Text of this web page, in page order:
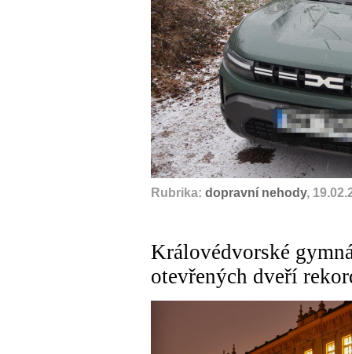
Rubrika: dopravní nehody,
Královédvorské
otevřených dveří